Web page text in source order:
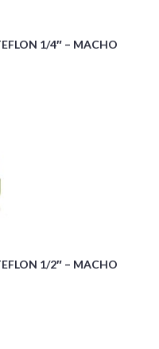
1/4″ – MACHO
1/2″ – MACHO